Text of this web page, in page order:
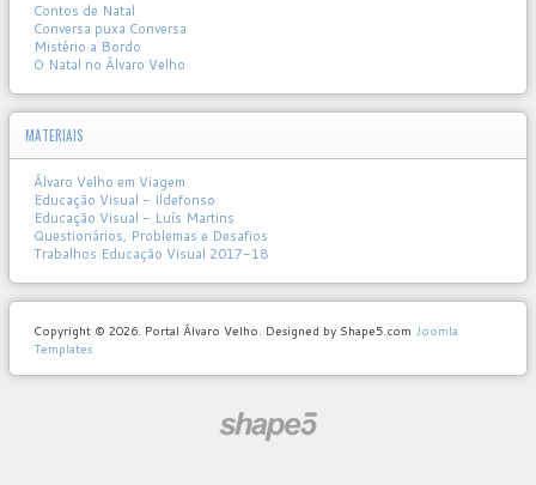
Contos de Natal
Conversa puxa Conversa
Mistério a Bordo
O Natal no Álvaro Velho
MATERIAIS
Álvaro Velho em Viagem
Educação Visual - Ildefonso
Educação Visual - Luís Martins
Questionários, Problemas e Desafios
Trabalhos Educação Visual 2017-18
Copyright © 2026. Portal Álvaro Velho. Designed by Shape5.com Joomla
Templates